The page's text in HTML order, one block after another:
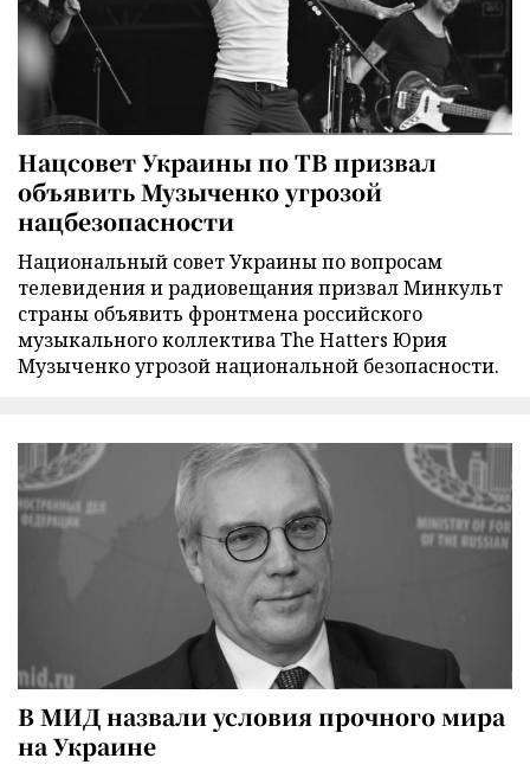
Нацсовет Украины по ТВ призвал
объявить Музыченко угрозой
нацбезопасности
Национальный совет Украины по вопросам
телевидения и радиовещания призвал Минкульт
страны объявить фронтмена российского
музыкального коллектива The Hatters Юрия
Музыченко угрозой национальной безопасности.
В МИД назвали условия прочного мира
на Украине